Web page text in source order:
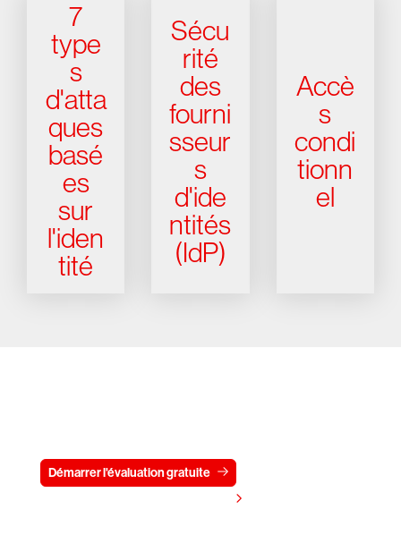
7
type
s
d'atta
ques
basé
es
sur
l'iden
tité
Sécu
rité
des
fourni
sseur
s
d'ide
ntités
(IdP)
Accè
s
condi
tionn
el
Démarrer l'évaluation gratuite